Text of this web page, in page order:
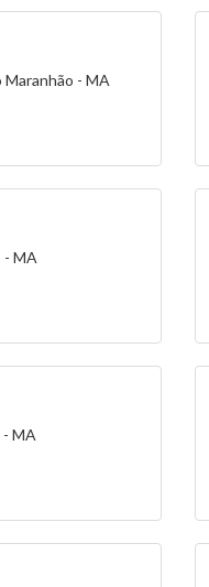
- MA
- MA
MA